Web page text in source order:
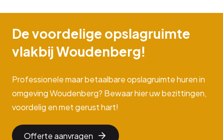
De voordelige opslagruimte
vlakbij Woudenberg!
Professionele maar betaalbare opslagruimte huren in
omgeving Woudenberg? Bewaar hier uw bezittingen,
voordelig en met gerust hart!
Offerte aanvragen